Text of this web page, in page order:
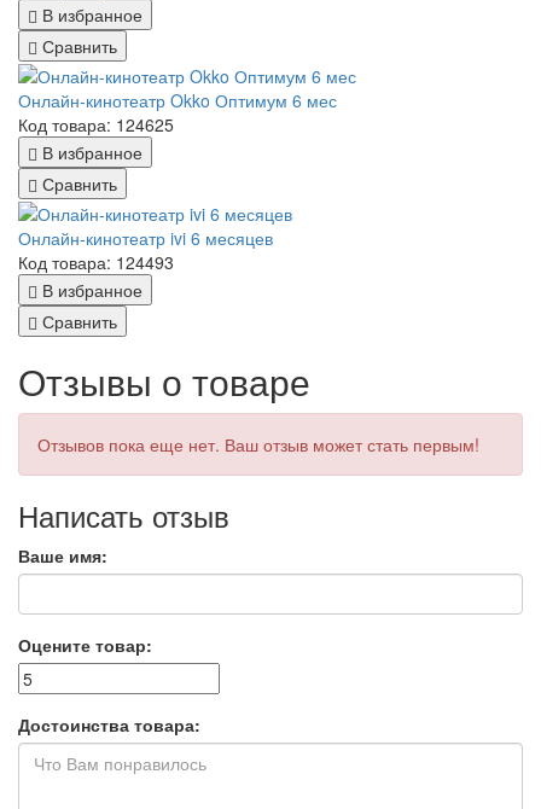
В избранное
Сравнить
Онлайн-кинотеатр Okko Оптимум 6 мес
Код товара: 124625
В избранное
Сравнить
Онлайн-кинотеатр ivi 6 месяцев
Код товара: 124493
В избранное
Сравнить
Отзывы о товаре
Отзывов пока еще нет. Ваш отзыв может стать первым!
Написать отзыв
Ваше имя:
Оцените товар:
Достоинства товара: